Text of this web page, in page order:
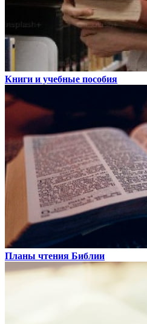
Книги и учебные пособия
Планы чтения Библии